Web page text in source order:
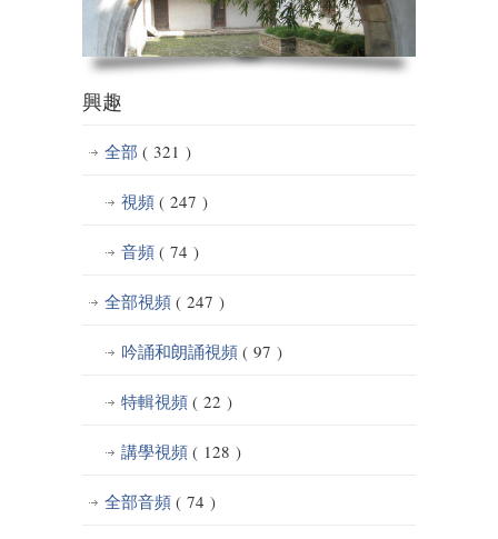
興趣
全部 ( 321 )
視頻 ( 247 )
音頻 ( 74 )
全部視頻 ( 247 )
吟誦和朗誦視頻 ( 97 )
特輯視頻 ( 22 )
講學視頻 ( 128 )
全部音頻 ( 74 )